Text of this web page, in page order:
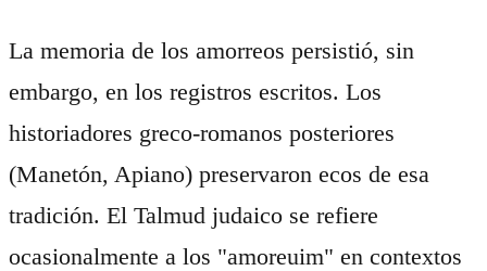
La memoria de los amorreos persistió, sin
embargo, en los registros escritos. Los
historiadores greco-romanos posteriores
(Manetón, Apiano) preservaron ecos de esa
tradición. El Talmud judaico se refiere
ocasionalmente a los "amoreuim" en contextos